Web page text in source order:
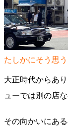
たしかにそう思う
大正時代からあ
ューでは別の店
その向かいにあ